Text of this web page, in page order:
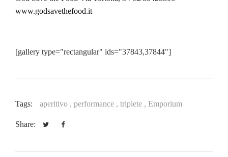
www.godsavethefood.it
[gallery type="rectangular" ids="37843,37844"]
Tags: aperitivo , performance , triplete , Emporium
Share: